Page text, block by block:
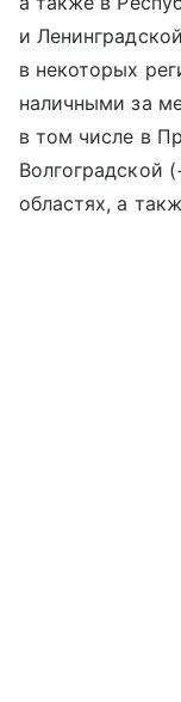
и
в некоторых
наличными за
в том числе в
Волгоградской
областях, а